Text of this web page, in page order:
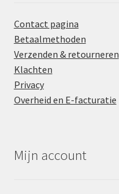
Contact pagina
Betaalmethoden
Verzenden & retourneren
Klachten
Privacy
Overheid en E-facturatie
Mijn account